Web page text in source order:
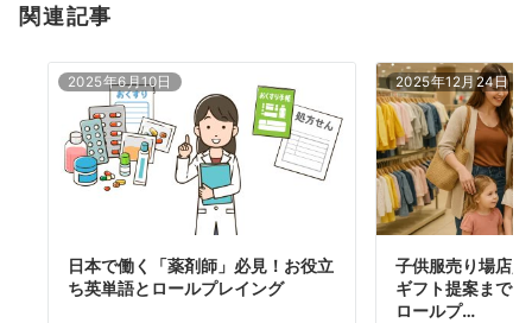
関連記事
2025年6月10日
日本で働く「薬剤師」必見！お役立
ち英単語とロールプレイング
2025年12月24日
子供服売り場店
ギフト提案まで
ロールプ…